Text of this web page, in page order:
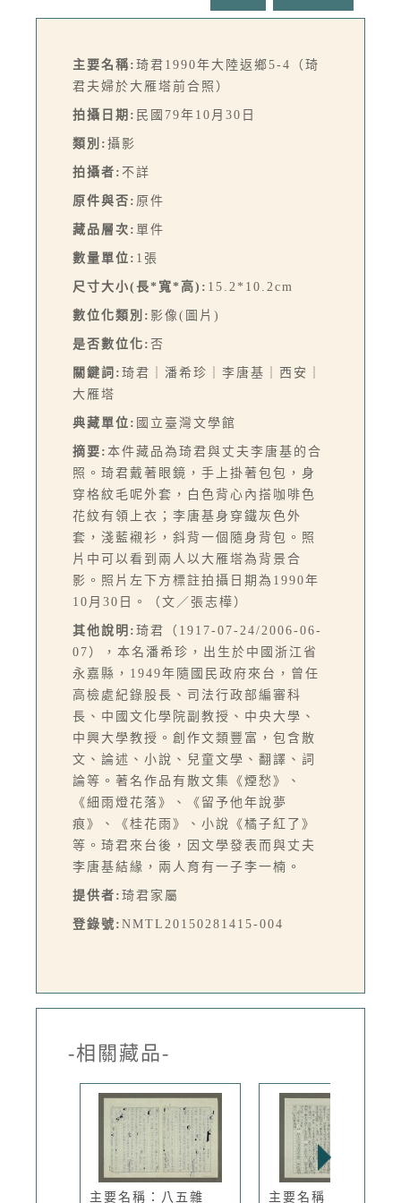
主要名稱: 琦君1990年大陸返鄉5-4（琦
君夫婦於大雁塔前合照）
拍攝日期: 民國79年10月30日
類別: 攝影
拍攝者: 不詳
原件與否: 原件
藏品層次: 單件
數量單位: 1張
尺寸大小(長*寬*高): 15.2*10.2cm
數位化類別: 影像(圖片)
是否數位化: 否
關鍵詞: 琦君｜潘希珍｜李唐基｜西安｜
大雁塔
典藏單位: 國立臺灣文學館
摘要: 本件藏品為琦君與丈夫李唐基的合
照。琦君戴著眼鏡，手上掛著包包，身
穿格紋毛呢外套，白色背心內搭咖啡色
花紋有領上衣；李唐基身穿鐵灰色外
套，淺藍襯衫，斜背一個隨身背包。照
片中可以看到兩人以大雁塔為背景合
影。照片左下方標註拍攝日期為1990年
10月30日。（文／張志樺）
其他說明: 琦君（1917-07-24/2006-06-
07），本名潘希珍，出生於中國浙江省
永嘉縣，1949年隨國民政府來台，曾任
高檢處紀錄股長、司法行政部編審科
長、中國文化學院副教授、中央大學、
中興大學教授。創作文類豐富，包含散
文、論述、小說、兒童文學、翻譯、詞
論等。著名作品有散文集《煙愁》、
《細雨燈花落》、《留予他年說夢
痕》、《桂花雨》、小說《橘子紅了》
等。琦君來台後，因文學發表而與丈夫
李唐基結緣，兩人育有一子李一楠。
提供者: 琦君家屬
登錄號: NMTL20150281415-004
-相關藏品-
主要名稱：八五雜 主要名稱：張大千